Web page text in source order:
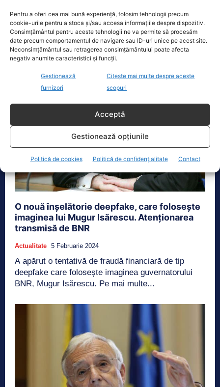
Pentru a oferi cea mai bună experiență, folosim tehnologii precum
cookie-urile pentru a stoca și/sau accesa informațiile despre dispozitiv.
Consimțământul pentru aceste tehnologii ne va permite să procesăm
date precum comportamentul de navigare sau ID-uri unice pe acest site.
Neconsimțământul sau retragerea consimțământului poate afecta
negativ anumite caracteristici și funcții.
Gestionează
furnizori
Citește mai multe despre aceste
scopuri
Acceptă
Gestionează opțiunile
Politică de cookies Politică de confidențialitate Contact
Mugur Isărescu va rămâne guvernatorul Băncii
Naționale a României (BNR) pentru încă un mandat,
iar Florin Georgescu se va...
O nouă înşelătorie deepfake, care folosește
imaginea lui Mugur Isărescu. Atenţionarea
transmisă de BNR
Actualitate 5 Februarie 2024
A apărut o tentativă de fraudă financiară de tip
deepfake care folosește imaginea guvernatorului
BNR, Mugur Isărescu. Pe mai multe...